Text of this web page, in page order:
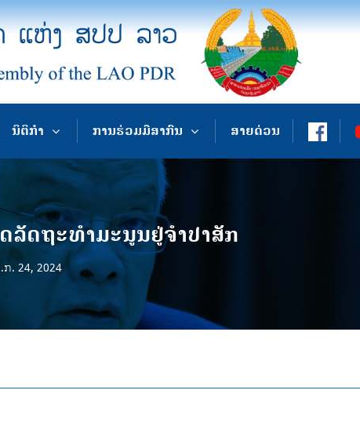
ນິຕິກຳ ການຮ່ວມມືສາກົນ ສາຍດ່ວນ
ລັດຖະທຳມະນູນຢູ່ຈຳປາສັກ
ກ. 24, 2024